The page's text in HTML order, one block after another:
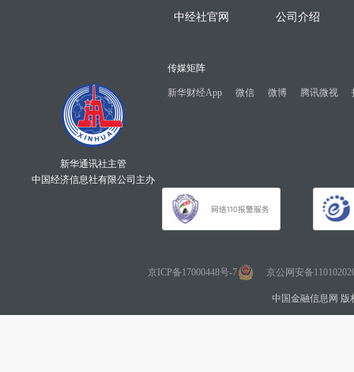
中经社官网 公司介绍
新华通讯社主管
中国经济信息社有限公司主办
传媒矩阵
新华财经App 微信 微博 腾讯微视
京ICP备17000448号-7 京公网安备
中国金融信息网 版